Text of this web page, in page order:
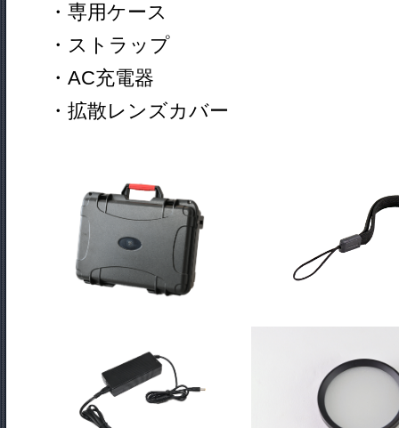
・専用ケース
・ストラップ
・AC充電器
・拡散レンズカバー